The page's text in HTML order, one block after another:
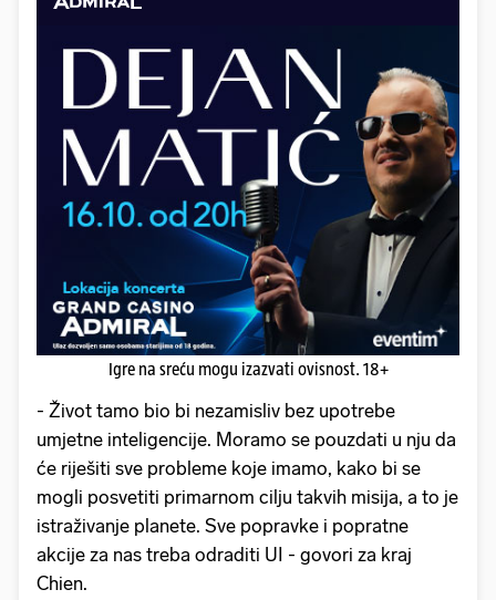
Igre na sreću mogu izazvati ovisnost. 18+
- Život tamo bio bi nezamisliv bez upotrebe
umjetne inteligencije. Moramo se pouzdati u nju da
će riješiti sve probleme koje imamo, kako bi se
mogli posvetiti primarnom cilju takvih misija, a to je
istraživanje planete. Sve popravke i popratne
akcije za nas treba odraditi UI - govori za kraj
Chien.